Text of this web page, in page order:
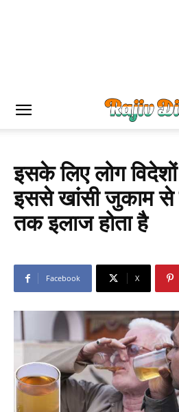
इसके लिए लोग
इससे खांसी जुकाम
तक इलाज होता है
Facebook X